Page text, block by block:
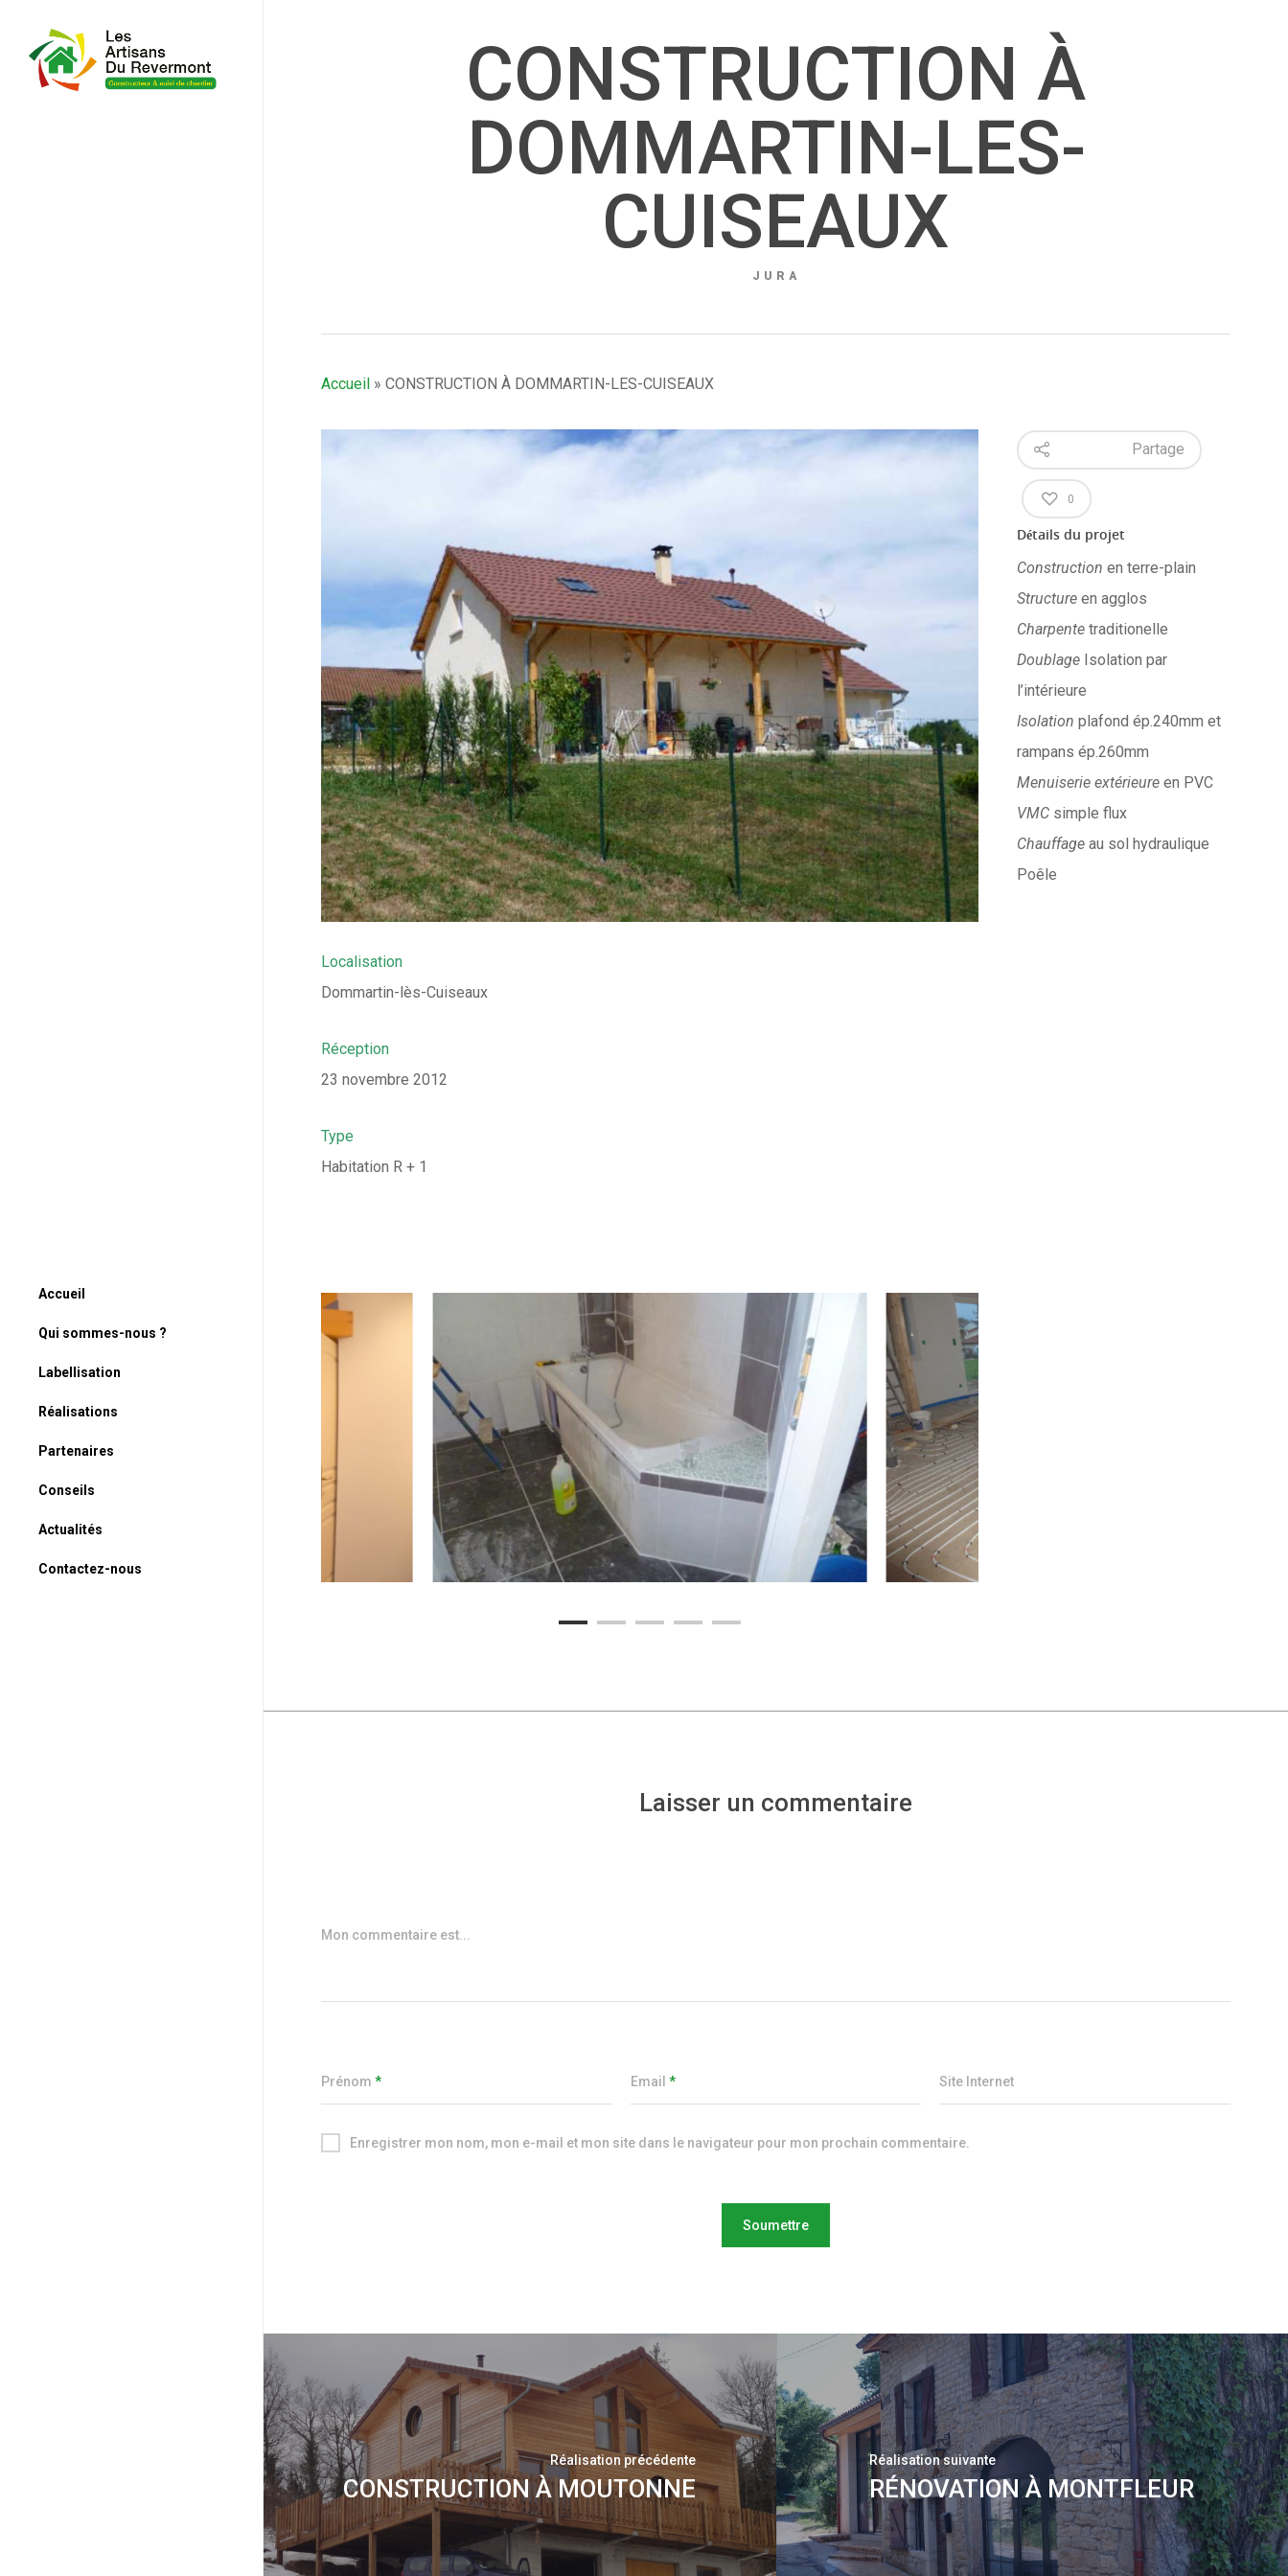
Accueil
Qui sommes-nous ?
Labellisation
Réalisations
Partenaires
Conseils
Actualités
Contactez-nous
CONSTRUCTION À
DOMMARTIN-LES-
CUISEAUX
JURA
Accueil » CONSTRUCTION À DOMMARTIN-LES-CUISEAUX
Localisation
Dommartin-lès-Cuiseaux
Réception
23 novembre 2012
Type
Habitation R + 1
Partage
0
Détails du projet
Construction en terre-plain
Structureen agglos
Charpente traditionelle
DoublageIsolation par
l’intérieure
Isolation plafond ép.240mm et
rampans ép.260mm
Menuiserie extérieureen PVC
VMC simple flux
Chauffageau sol hydraulique
Poêle
Laisser un commentaire
Mon commentaire est...
Prénom * Email * Site Internet
Enregistrer mon nom, mon e-mail et mon site dans le navigateur pour mon prochain commentaire.
Réalisation précédente
CONSTRUCTION À MOUTONNE
Réalisation suivante
RÉNOVATION À MONTFLEUR